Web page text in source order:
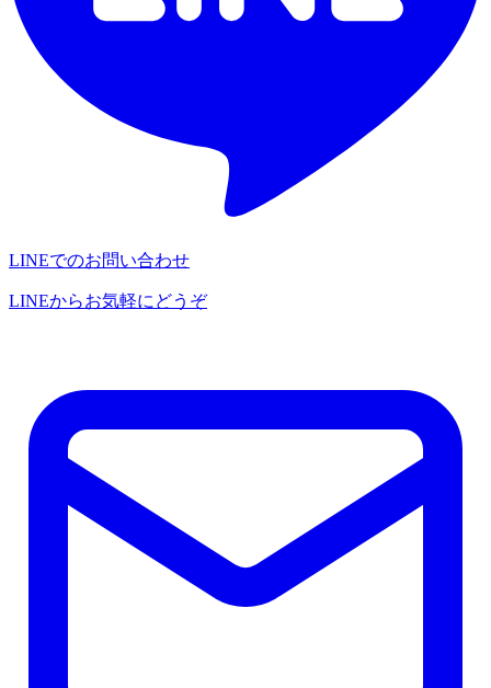
LINEでのお問い合わせ
LINEからお気軽にどうぞ